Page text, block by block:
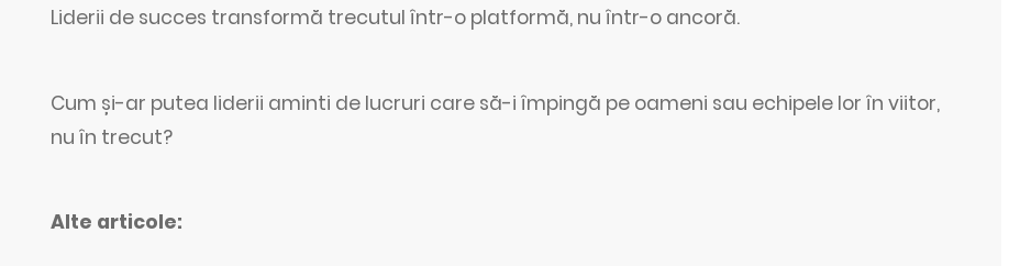
Liderii de succes transformă trecutul într-o platformă, nu într-o ancoră.
Cum și-ar putea liderii aminti de lucruri care să-i împingă pe oameni sau echipele lor în viitor,
nu în trecut?
Alte articole: